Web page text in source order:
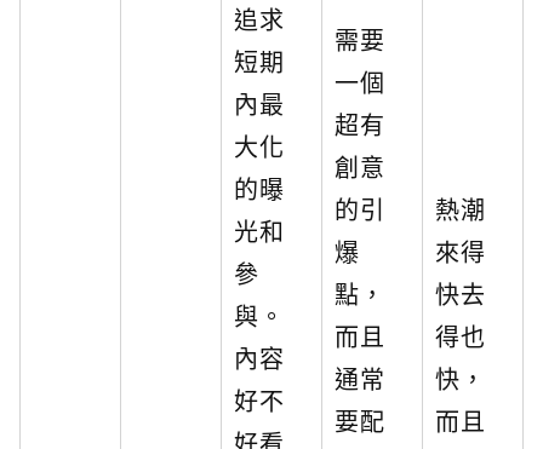
追求
短期
內最
大化
的曝
光和
參
與。
內容
好不
需要
一個
超有
創意
的引
爆
點，
而且
通常
要配
熱潮
來得
快去
得也
快，
而且